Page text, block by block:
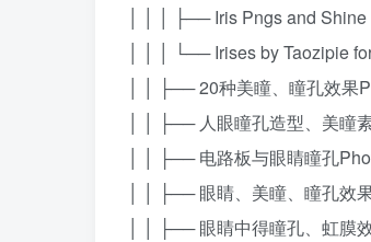
│ │ │ ├── Iris Pngs and
│ │ │ └── Irises by Taozipie
│ │ ├── 20种美瞳、瞳孔效果
│ │ ├── 人眼瞳孔造型、美瞳
│ │ ├── 电路板与眼睛瞳孔
│ │ ├── 眼睛、美瞳、瞳孔效
│ │ ├── 眼睛中得瞳孔、虹膜